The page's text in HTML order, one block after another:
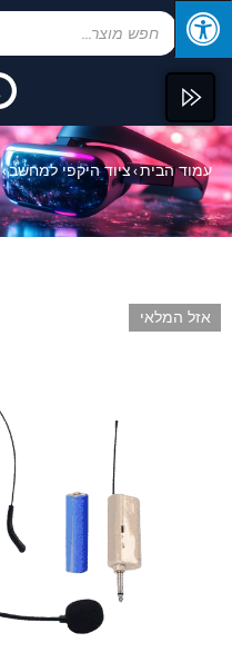
עמוד הבית›ציוד היקפי למחשב›
אזל המלאי